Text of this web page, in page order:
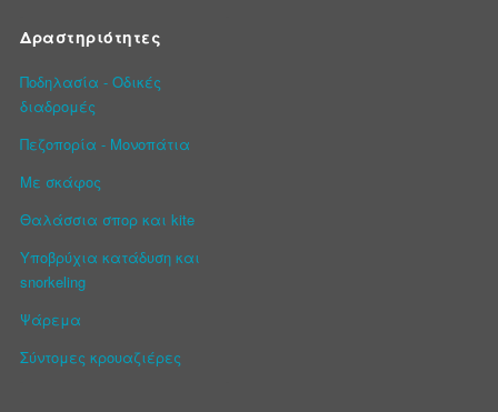
Δραστηριότητες
Ποδηλασία - Οδικές
διαδρομές
Πεζοπορία - Μονοπάτια
Με σκάφος
Θαλάσσια σπορ και kite
Υποβρύχια κατάδυση και
snorkeling
Ψάρεμα
Σύντομες κρουαζιέρες